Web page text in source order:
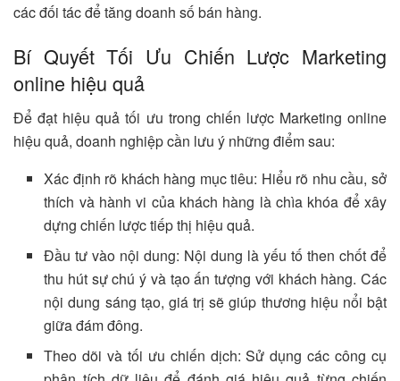
các đối tác để tăng doanh số bán hàng.
Bí Quyết Tối Ưu Chiến Lược Marketing
online hiệu quả
Để đạt hiệu quả tối ưu trong chiến lược Marketing online
hiệu quả, doanh nghiệp cần lưu ý những điểm sau:
Xác định rõ khách hàng mục tiêu: Hiểu rõ nhu cầu, sở
thích và hành vi của khách hàng là chìa khóa để xây
dựng chiến lược tiếp thị hiệu quả.
Đầu tư vào nội dung: Nội dung là yếu tố then chốt để
thu hút sự chú ý và tạo ấn tượng với khách hàng. Các
nội dung sáng tạo, giá trị sẽ giúp thương hiệu nổi bật
giữa đám đông.
Theo dõi và tối ưu chiến dịch: Sử dụng các công cụ